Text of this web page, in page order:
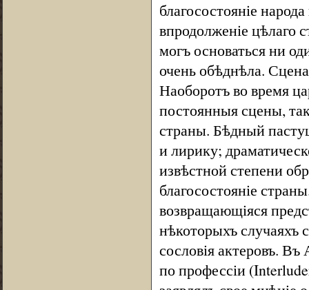
благосостояніе
впродолженіе цѣлаго
могъ основаться ни
очень обѣднѣла.
Наоборотъ во время
постоянныя сцены,
страны. Бѣдный
и лирику;
извѣстной степени
благосостояніе
возвращающіяся
нѣкоторыхъ случаяхъ
сословія актеровъ.
по профессіи